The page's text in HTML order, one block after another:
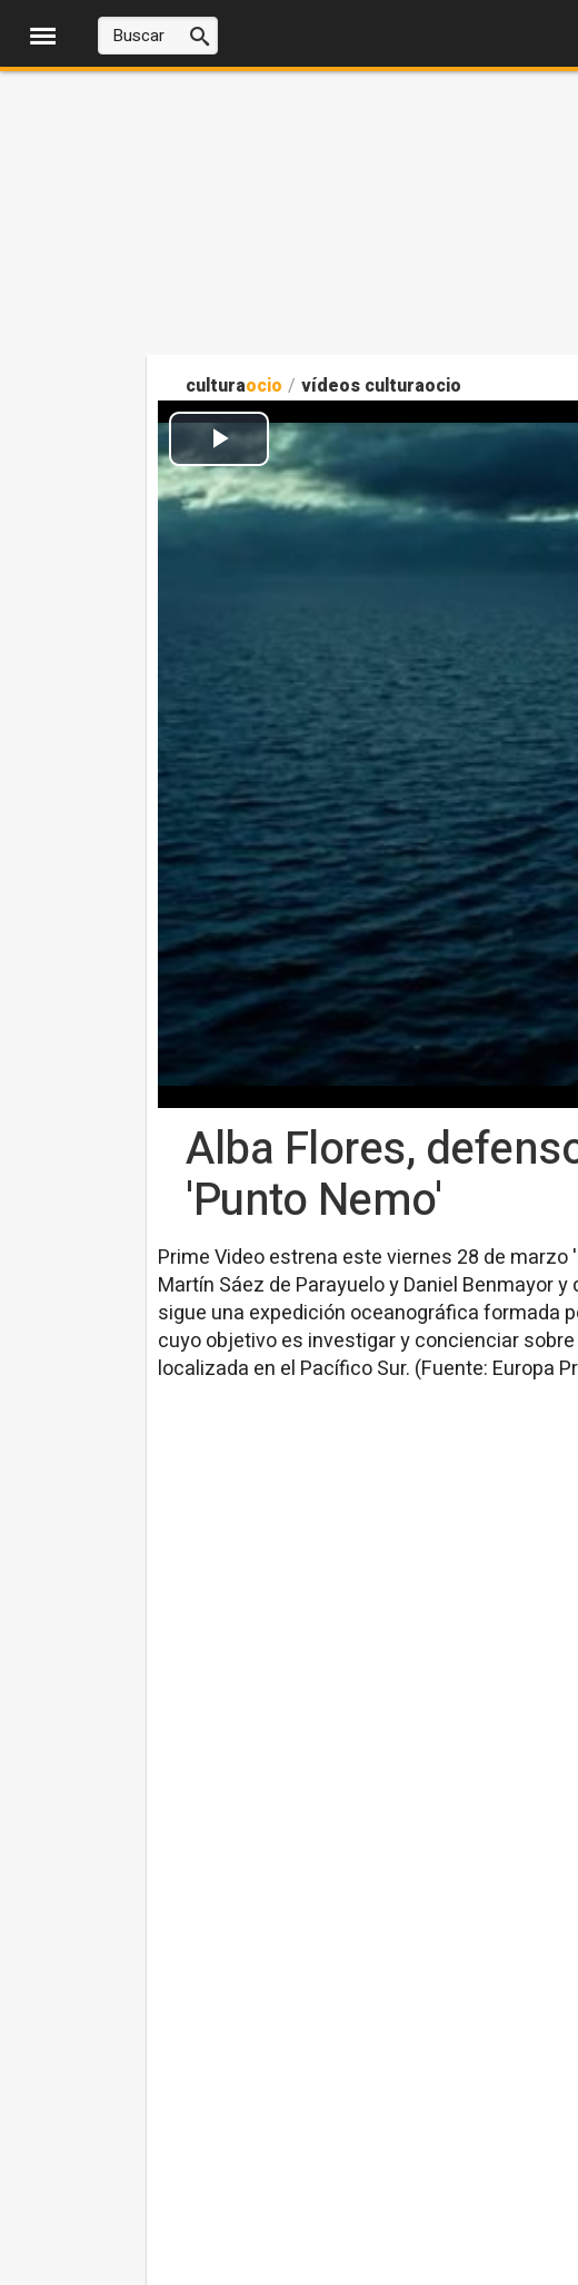
culturaocio / vídeos culturaocio
Alba Flores,
'Punto Nemo'
Prime Video estrena este viernes 28 de
Martín Sáez de Parayuelo y Daniel Benmayor
sigue una expedición oceanográfica formada
cuyo objetivo es investigar y concienciar
localizada en el Pacífico Sur. (Fuente: Europa